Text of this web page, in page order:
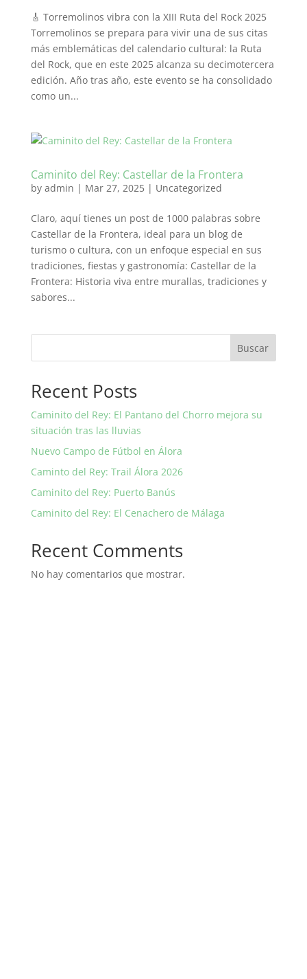
🎸 Torremolinos vibra con la XIII Ruta del Rock 2025
Torremolinos se prepara para vivir una de sus citas
más emblemáticas del calendario cultural: la Ruta
del Rock, que en este 2025 alcanza su decimotercera
edición. Año tras año, este evento se ha consolidado
como un...
Caminito del Rey: Castellar de la Frontera
by admin | Mar 27, 2025| Uncategorized
Claro, aquí tienes un post de 1000 palabras sobre
Castellar de la Frontera, ideal para un blog de
turismo o cultura, con un enfoque especial en sus
tradiciones, fiestas y gastronomía: Castellar de la
Frontera: Historia viva entre murallas, tradiciones y
sabores...
Buscar
Recent Posts
Caminito del Rey: El Pantano del Chorro mejora su
situación tras las lluvias
Nuevo Campo de Fútbol en Álora
Caminto del Rey: Trail Álora 2026
Caminito del Rey: Puerto Banús
Caminito del Rey: El Cenachero de Málaga
Recent Comments
No hay comentarios que mostrar.